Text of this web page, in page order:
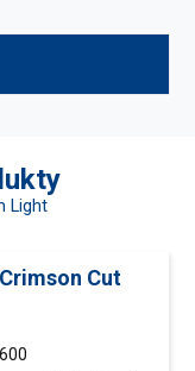
Light
Cut